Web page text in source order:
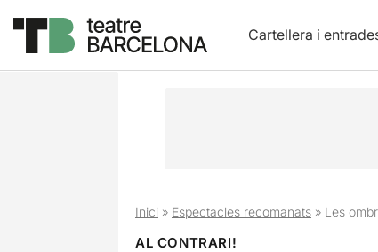
Cartellera i
Inici» Espectacles recomanats» Les
AL CONTRARI!